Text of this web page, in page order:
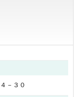
－３０